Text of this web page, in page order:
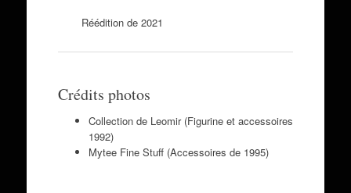
Réédition de 2021
Crédits photos
Collection de Leomir (Figurine et accessoires
1992)
Mytee Fine Stuff (Accessoires de 1995)